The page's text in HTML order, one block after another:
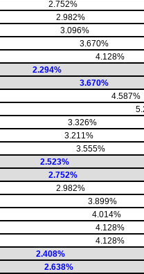
2.752%
2.982%
3.096%
3.670%
4.128%
2.294%
3.670%
4.587%
3.326%
3.211%
3.555%
2.523%
2.752%
2.982%
3.899%
4.014%
4.128%
4.128%
2.408%
2.638%